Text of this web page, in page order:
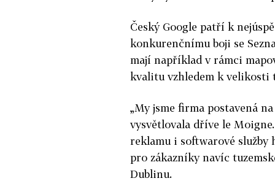
Český Google patří k
konkurenčnímu boji se
mají například v rámci
kvalitu vzhledem k velikosti
„My jsme firma postavená
vysvětlovala dříve le
reklamu i softwarové služby
pro zákazníky navíc
Dublinu.